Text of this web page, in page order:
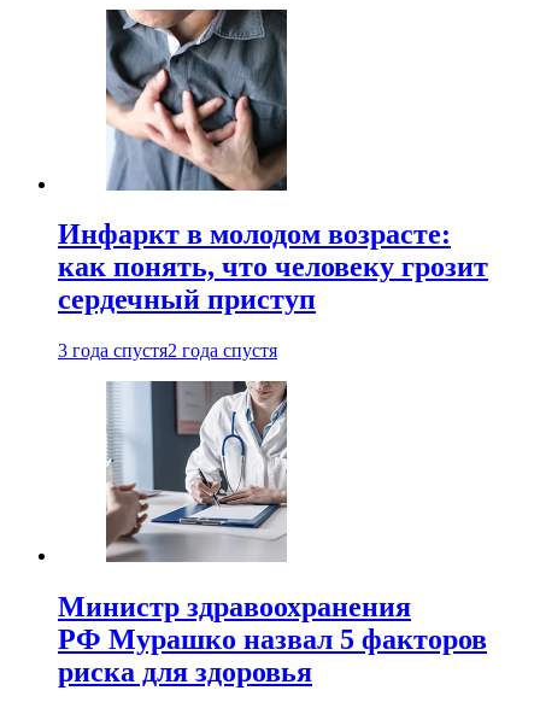
Инфаркт в молодом возрасте:
как понять, что человеку грозит
сердечный приступ
3 года спустя2 года спустя
Министр здравоохранения
РФ Мурашко назвал 5 факторов
риска для здоровья